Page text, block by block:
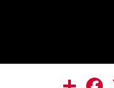
Share